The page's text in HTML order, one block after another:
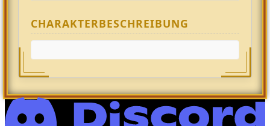
CHARAKTERBESCHREIBUNG